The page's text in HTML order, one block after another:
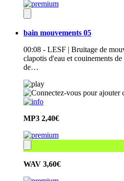
bain mouvements 05
00:08 - LESF | Bruitage de
clapotis d'eau et couinements
de…
MP3 2,40€
WAV 3,60€